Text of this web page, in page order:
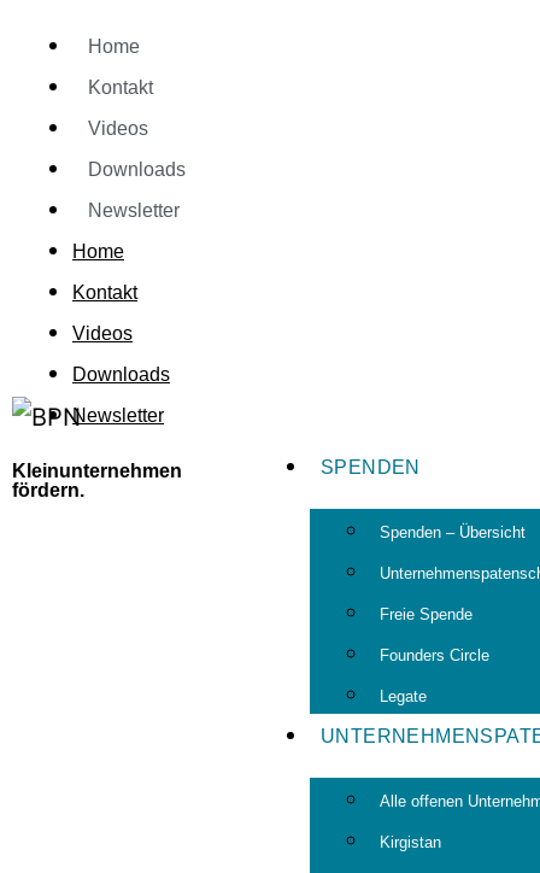
Home
Kontakt
Videos
Downloads
Newsletter
Home
Kontakt
Videos
Downloads
Newsletter
Kleinunternehmen
fördern.
SPENDEN
Spenden – Übersicht
Freie Spende
Founders Circle
Legate
Alle offenen
Kirgistan